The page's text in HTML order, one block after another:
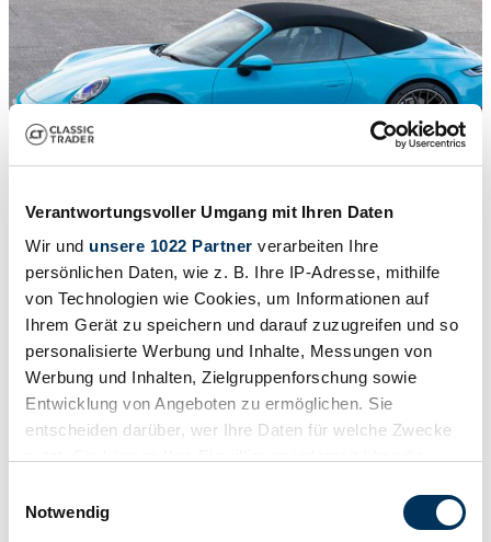
Verantwortungsvoller Umgang mit Ihren Daten
Wir und unsere 1022 Partner verarbeiten Ihre
persönlichen Daten, wie z. B. Ihre IP-Adresse, mithilfe
von Technologien wie Cookies, um Informationen auf
Ihrem Gerät zu speichern und darauf zuzugreifen und so
personalisierte Werbung und Inhalte, Messungen von
Werbung und Inhalten, Zielgruppenforschung sowie
Entwicklung von Angeboten zu ermöglichen. Sie
entscheiden darüber, wer Ihre Daten für welche Zwecke
Trigger Symbol ändern oder widerrufen
Notwendig
/45
2020 | Porsche 911 Carrera
Cabrio 3.0 Carrera
£114,061